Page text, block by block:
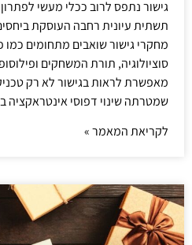
גישור נתפס לרוב ככלי מעשי
תשתית עיונית רחבה העוסקת
מחקרי גישור שואבים מתחומים כמו
סוציולוגיה, תורת המשחקים
מאפשרת לראות בגישור לא רק
שמטרתה שינוי דפוסי אינטראקציה
לקריאת המאמר »